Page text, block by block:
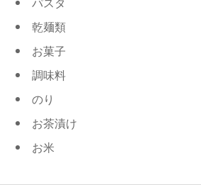
乾麺類
お菓子
調味料
のり
お茶漬け
お米